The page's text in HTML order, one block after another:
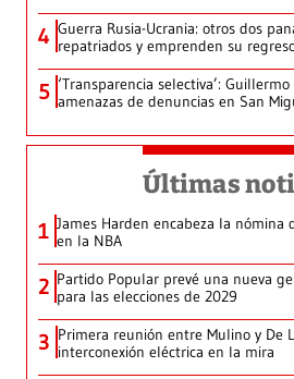
4 Guerra Rusia-Ucrania: otros dos
repatriados y emprenden su
5 ‘Transparencia selectiva’:
amenazas de denuncias en San
Últimas
1 James Harden encabeza la nómina
en la NBA
2 Partido Popular prevé una nueva
para las elecciones de 2029
3 Primera reunión entre Mulino y De
interconexión eléctrica en la mira